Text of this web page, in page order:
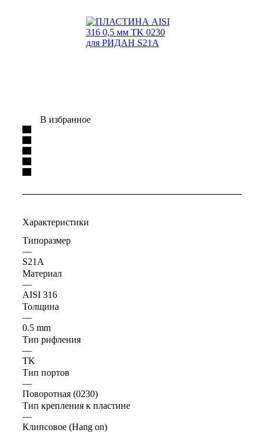
В избранное
Характеристики
Типоразмер
—
S21A
Материал
—
AISI 316
Толщина
—
0.5 mm
Тип рифления
—
ТК
Тип портов
—
Поворотная (0230)
Тип крепления к пластине
—
Клипсовое (Hang on)